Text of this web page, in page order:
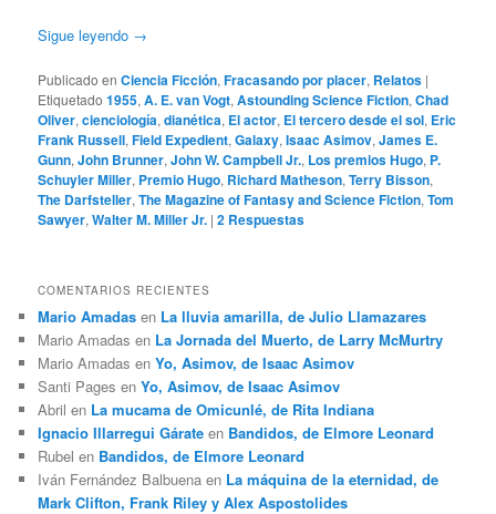
Sigue leyendo →
Publicado en Ciencia Ficción,Fracasando por placer, Relatos |
Etiquetado 1955,A. E. van Vogt,Astounding Science Fiction,Chad
Oliver,cienciología,dianética, El actor, El tercero desde el sol, Eric
Frank Russell,Field Expedient,Galaxy,Isaac Asimov,James E.
Gunn,John Brunner,John W. Campbell Jr., Los premios Hugo, P.
Schuyler Miller, Premio Hugo, Richard Matheson,Terry Bisson,
The Darfsteller,The Magazine of Fantasy and Science Fiction,Tom
Sawyer,Walter M. Miller Jr. |2 Respuestas
COMENTARIOS RECIENTES
Mario Amadas en La lluvia amarilla, de Julio Llamazares
Mario Amadas en La Jornada del Muerto, de Larry McMurtry
Mario Amadas enYo, Asimov, de Isaac Asimov
Santi Pages enYo, Asimov, de Isaac Asimov
Abril en La mucama de Omicunlé, de Rita Indiana
Ignacio Illarregui Gárate en Bandidos, de Elmore Leonard
Rubel en Bandidos, de Elmore Leonard
Iván Fernández Balbuena en La máquina de la eternidad, de
Mark Clifton, Frank Riley y Alex Aspostolides